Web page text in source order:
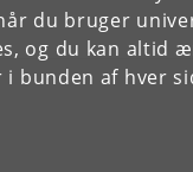
du bruger
og du kan altid
bunden af hver